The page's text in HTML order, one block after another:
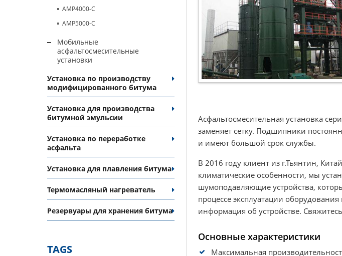
Асфальтосмесительная установка
заменяет сетку. Подшипники
и имеют большой срок службы.
В 2016 году клиент из г.Тьянтин,
климатические особенности, мы
шумоподавляющие устройства,
процессе эксплуатации
информация об устройстве.
Основные характеристики
Максимальная
AMP4000-C
AMP5000-C
Мобильные
асфальтосмесительные
установки
Установка по производству
модифицированного битума
Установка для производства
битумной эмульсии
Установка по переработке
асфальта
Установка для плавления битума
Термомасляный нагреватель
Резервуары для хранения битума
TAGS